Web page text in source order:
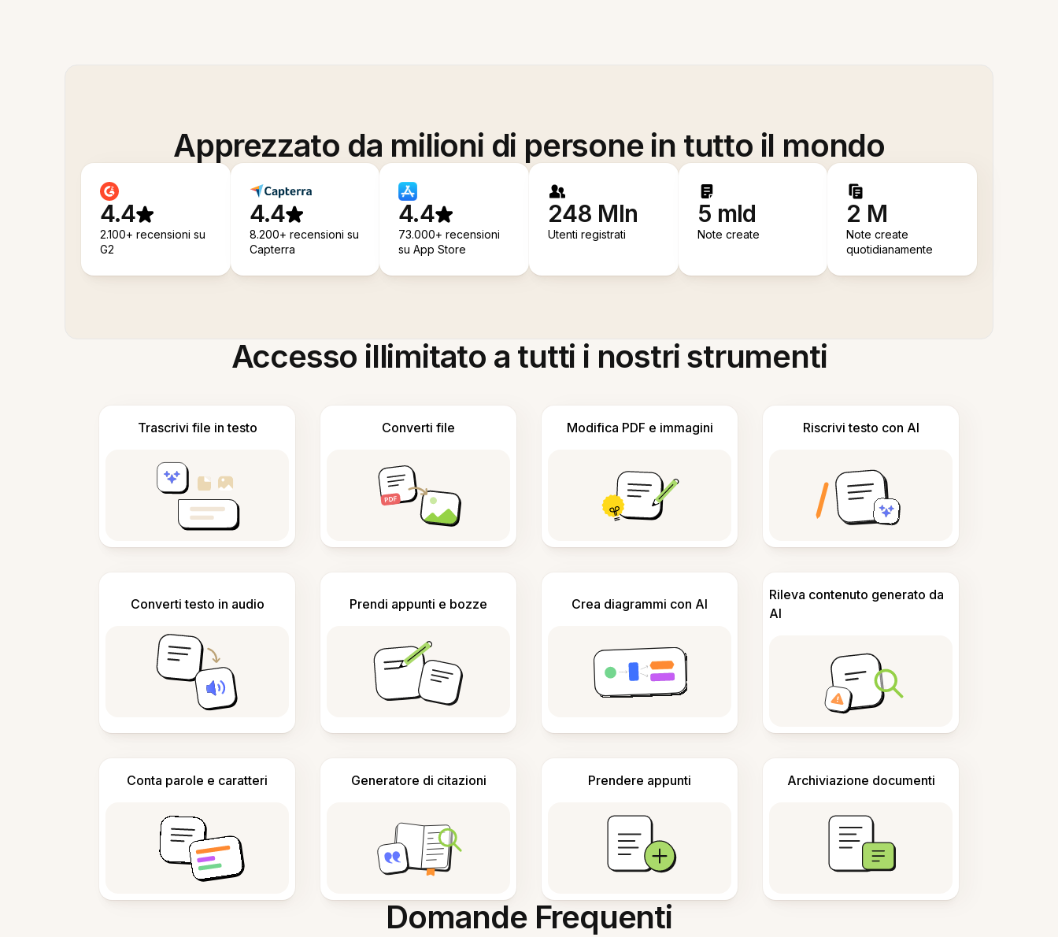
Apprezzato da milioni di persone in tutto il mondo
4.4
2.100+ recensioni su
G2
4.4
8.200+ recensioni su
Capterra
4.4
73.000+ recensioni
su App Store
248 Mln
Utenti registrati
5 mld
Note create
2 M
Note create
quotidianamente
Accesso illimitato a tutti i nostri strumenti
Trascrivi file in testo Converti file Modifica PDF e immagini Riscrivi testo con AI
Converti testo in audio Prendi appunti e bozze Crea diagrammi con AI
Rileva contenuto generato da
AI
Conta parole e caratteri Generatore di citazioni Prendere appunti Archiviazione documenti
Domande Frequenti